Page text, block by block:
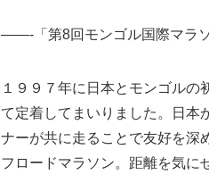
——-「第8回モンゴル国際マラ
１９９７年に日本とモンゴル
て定着してまいりました。日本
ナーが共に走ることで友好を深
フロードマラソン。距離を気に